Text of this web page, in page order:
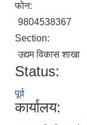
फोन:
9804538367
Section:
उद्यम विकास शाखा
Status:
पूर्व
कार्यालय: